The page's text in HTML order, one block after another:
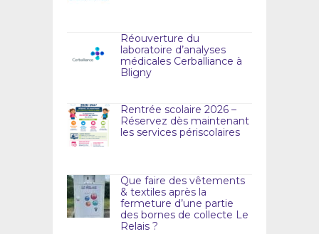
Réouverture du
laboratoire d’analyses
médicales Cerballiance à
Bligny
Rentrée scolaire 2026 –
Réservez dès maintenant
les services périscolaires
Que faire des vêtements
& textiles après la
fermeture d’une partie
des bornes de collecte Le
Relais ?